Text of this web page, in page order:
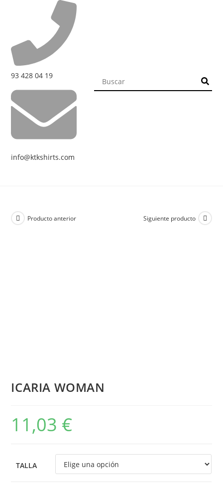
93 428 04 19
info@ktkshirts.com
Producto anterior Siguiente producto
ICARIA WOMAN
11,03 €
TALLA